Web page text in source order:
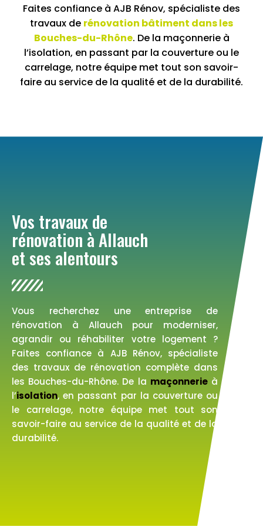
Faites confiance à AJB Rénov, spécialiste des
travaux de rénovation bâtiment dans les
Bouches-du-Rhône. De la maçonnerie à
l’isolation, en passant par la couverture ou le
carrelage, notre équipe met tout son savoir-
faire au service de la qualité et de la durabilité.
Vos travaux de
rénovation à Allauch
et ses alentours
Vous recherchez une entreprise de
rénovation à Allauch pour moderniser,
agrandir ou réhabiliter votre logement ?
Faites confiance à AJB Rénov, spécialiste
des travaux de rénovation complète dans
les Bouches-du-Rhône. De la maçonnerieà
l’isolation, en passant par la couverture ou
le carrelage, notre équipe met tout son
savoir-faire au service de la qualité et de la
durabilité.